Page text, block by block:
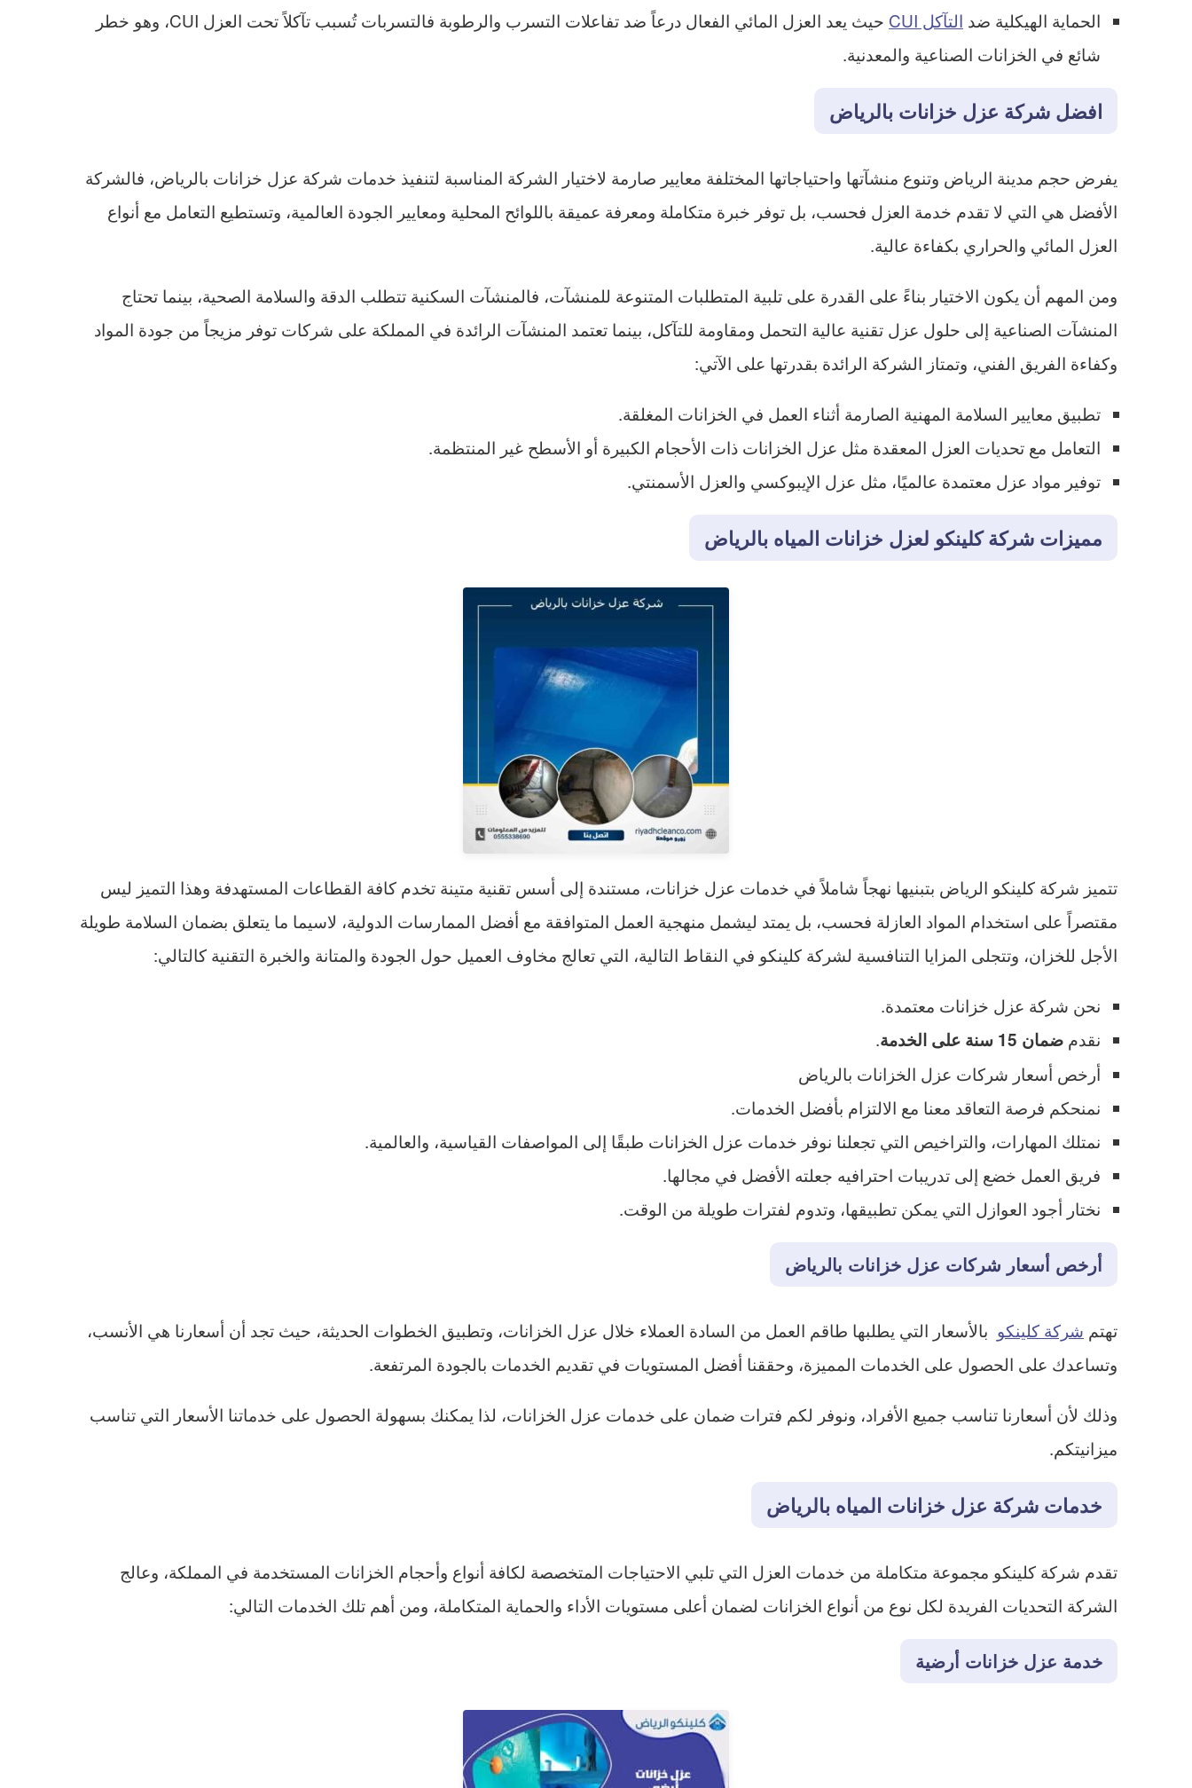
الحماية الهيكلية ضد التآكل CUI
حيث يعد العزل المائي الفعال درعاً ضد تفاعلات التسرب والرطوبة فالتسربات تُسبب تآكلاً تحت العزل CUI، وهو خطر
شائع في الخزانات الصناعية والمعدنية.
افضل شركة عزل خزانات بالرياض
يفرض حجم مدينة الرياض وتنوع منشآتها واحتياجاتها المختلفة معايير صارمة لاختيار الشركة المناسبة لتنفيذ خدمات شركة عزل خزانات بالرياض، فالشركة
الأفضل هي التي لا تقدم خدمة العزل فحسب، بل توفر خبرة متكاملة ومعرفة عميقة باللوائح المحلية ومعايير الجودة العالمية، وتستطيع التعامل مع أنواع
العزل المائي والحراري بكفاءة عالية.
ومن المهم أن يكون الاختيار بناءً على القدرة على تلبية المتطلبات المتنوعة للمنشآت، فالمنشآت السكنية تتطلب الدقة والسلامة الصحية، بينما تحتاج
المنشآت الصناعية إلى حلول عزل تقنية عالية التحمل ومقاومة للتآكل، بينما تعتمد المنشآت الرائدة في المملكة على شركات توفر مزيجاً من جودة المواد
وكفاءة الفريق الفني، وتمتاز الشركة الرائدة بقدرتها على الآتي:
تطبيق معايير السلامة المهنية الصارمة أثناء العمل في الخزانات المغلقة.
التعامل مع تحديات العزل المعقدة مثل عزل الخزانات ذات الأحجام الكبيرة أو الأسطح غير المنتظمة.
توفير مواد عزل معتمدة عالميًا، مثل عزل الإيبوكسي والعزل الأسمنتي.
مميزات شركة كلينكو لعزل خزانات المياه بالرياض
تتميز شركة كلينكو الرياض بتبنيها نهجاً شاملاً في خدمات عزل خزانات، مستندة إلى أسس تقنية متينة تخدم كافة القطاعات المستهدفة وهذا التميز ليس
مقتصراً على استخدام المواد العازلة فحسب، بل يمتد ليشمل منهجية العمل المتوافقة مع أفضل الممارسات الدولية، لاسيما ما يتعلق بضمان السلامة طويلة
الأجل للخزان، وتتجلى المزايا التنافسية لشركة كلينكو في النقاط التالية، التي تعالج مخاوف العميل حول الجودة والمتانة والخبرة التقنية كالتالي:
نحن شركة عزل خزانات معتمدة.
نقدم ضمان 15 سنة على الخدمة
.
أرخص أسعار شركات عزل الخزانات بالرياض
نمنحكم فرصة التعاقد معنا مع الالتزام بأفضل الخدمات.
نمتلك المهارات، والتراخيص التي تجعلنا نوفر خدمات عزل الخزانات طبقًا إلى المواصفات القياسية، والعالمية.
فريق العمل خضع إلى تدريبات احترافيه جعلته الأفضل في مجالها.
نختار أجود العوازل التي يمكن تطبيقها، وتدوم لفترات طويلة من الوقت.
أرخص أسعار شركات عزل خزانات بالرياض
تهتم شركة كلينكو بالأسعار التي يطلبها طاقم العمل من السادة العملاء خلال عزل الخزانات، وتطبيق الخطوات الحديثة، حيث تجد أن أسعارنا هي الأنسب،
وتساعدك على الحصول على الخدمات المميزة، وحققنا أفضل المستويات في تقديم الخدمات بالجودة المرتفعة.
وذلك لأن أسعارنا تناسب جميع الأفراد، ونوفر لكم فترات ضمان على خدمات عزل الخزانات، لذا يمكنك بسهولة الحصول على خدماتنا الأسعار التي تناسب
ميزانيتكم.
خدمات شركة عزل خزانات المياه بالرياض
تقدم شركة كلينكو مجموعة متكاملة من خدمات العزل التي تلبي الاحتياجات المتخصصة لكافة أنواع وأحجام الخزانات المستخدمة في المملكة، وعالج
الشركة التحديات الفريدة لكل نوع من أنواع الخزانات لضمان أعلى مستويات الأداء والحماية المتكاملة، ومن أهم تلك الخدمات التالي:
خدمة عزل خزانات أرضية